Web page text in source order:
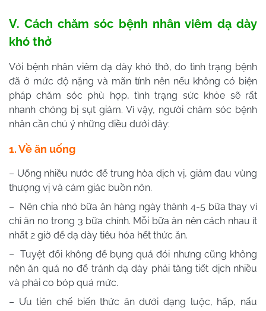
V. Cách chăm sóc bệnh nhân viêm dạ dày
khó thở
Với bệnh nhân viêm dạ dày khó thở, do tình trạng bệnh
đã ở mức độ nặng và mãn tính nên nếu không có biện
pháp chăm sóc phù hợp, tình trạng sức khỏe sẽ rất
nhanh chóng bị sụt giảm. Vì vậy, người chăm sóc bệnh
nhân cần chú ý những điều dưới đây:
1. Về ăn uống
– Uống nhiều nước để trung hòa dịch vị, giảm đau vùng
thượng vị và cảm giác buồn nôn.
– Nên chia nhỏ bữa ăn hàng ngày thành 4-5 bữa thay vì
chỉ ăn no trong 3 bữa chính. Mỗi bữa ăn nên cách nhau ít
nhất 2 giờ để dạ dày tiêu hóa hết thức ăn.
– Tuyệt đối không để bụng quá đói nhưng cũng không
nên ăn quá no để tránh dạ dày phải tăng tiết dịch nhiều
và phải co bóp quá mức.
– Ưu tiên chế biến thức ăn dưới dạng luộc, hấp, nấu